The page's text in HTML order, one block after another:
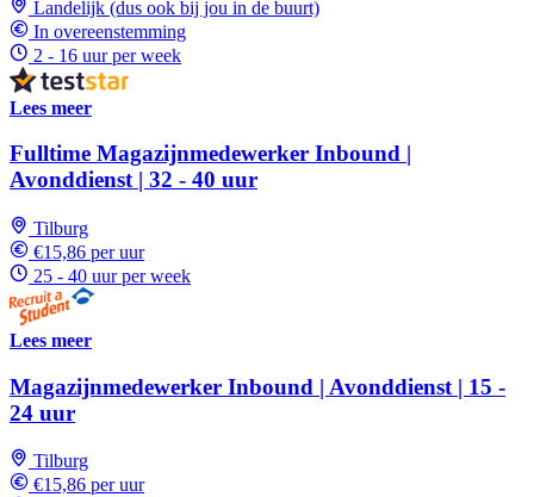
Landelijk (dus ook bij jou in de buurt)
In overeenstemming
2 - 16 uur per week
Lees meer
Fulltime Magazijnmedewerker Inbound |
Avonddienst | 32 - 40 uur
Tilburg
€15,86 per uur
25 - 40 uur per week
Lees meer
Magazijnmedewerker Inbound | Avonddienst | 15 -
24 uur
Tilburg
€15,86 per uur